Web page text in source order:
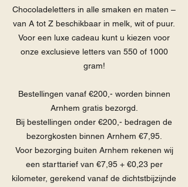
Chocoladeletters in alle smaken en maten –
van A tot Z beschikbaar in melk, wit of puur.
Voor een luxe cadeau kunt u kiezen voor
onze exclusieve letters van 550 of 1000
gram!
Bestellingen vanaf €200,- worden binnen
Arnhem gratis bezorgd.
Bij bestellingen onder €200,- bedragen de
bezorgkosten binnen Arnhem €7,95.
Voor bezorging buiten Arnhem rekenen wij
een starttarief van €7,95 + €0,23 per
kilometer, gerekend vanaf de dichtstbijzijnde